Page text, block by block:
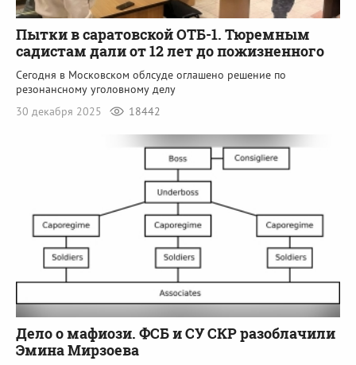
Пытки в саратовской ОТБ-1. Тюремным
садистам дали от 12 лет до пожизненного
Сегодня в Московском облсуде оглашено решение по
резонансному уголовному делу
30 декабря 2025
18442
Дело о мафиози. ФСБ и СУ СКР разоблачили
Эмина Мирзоева